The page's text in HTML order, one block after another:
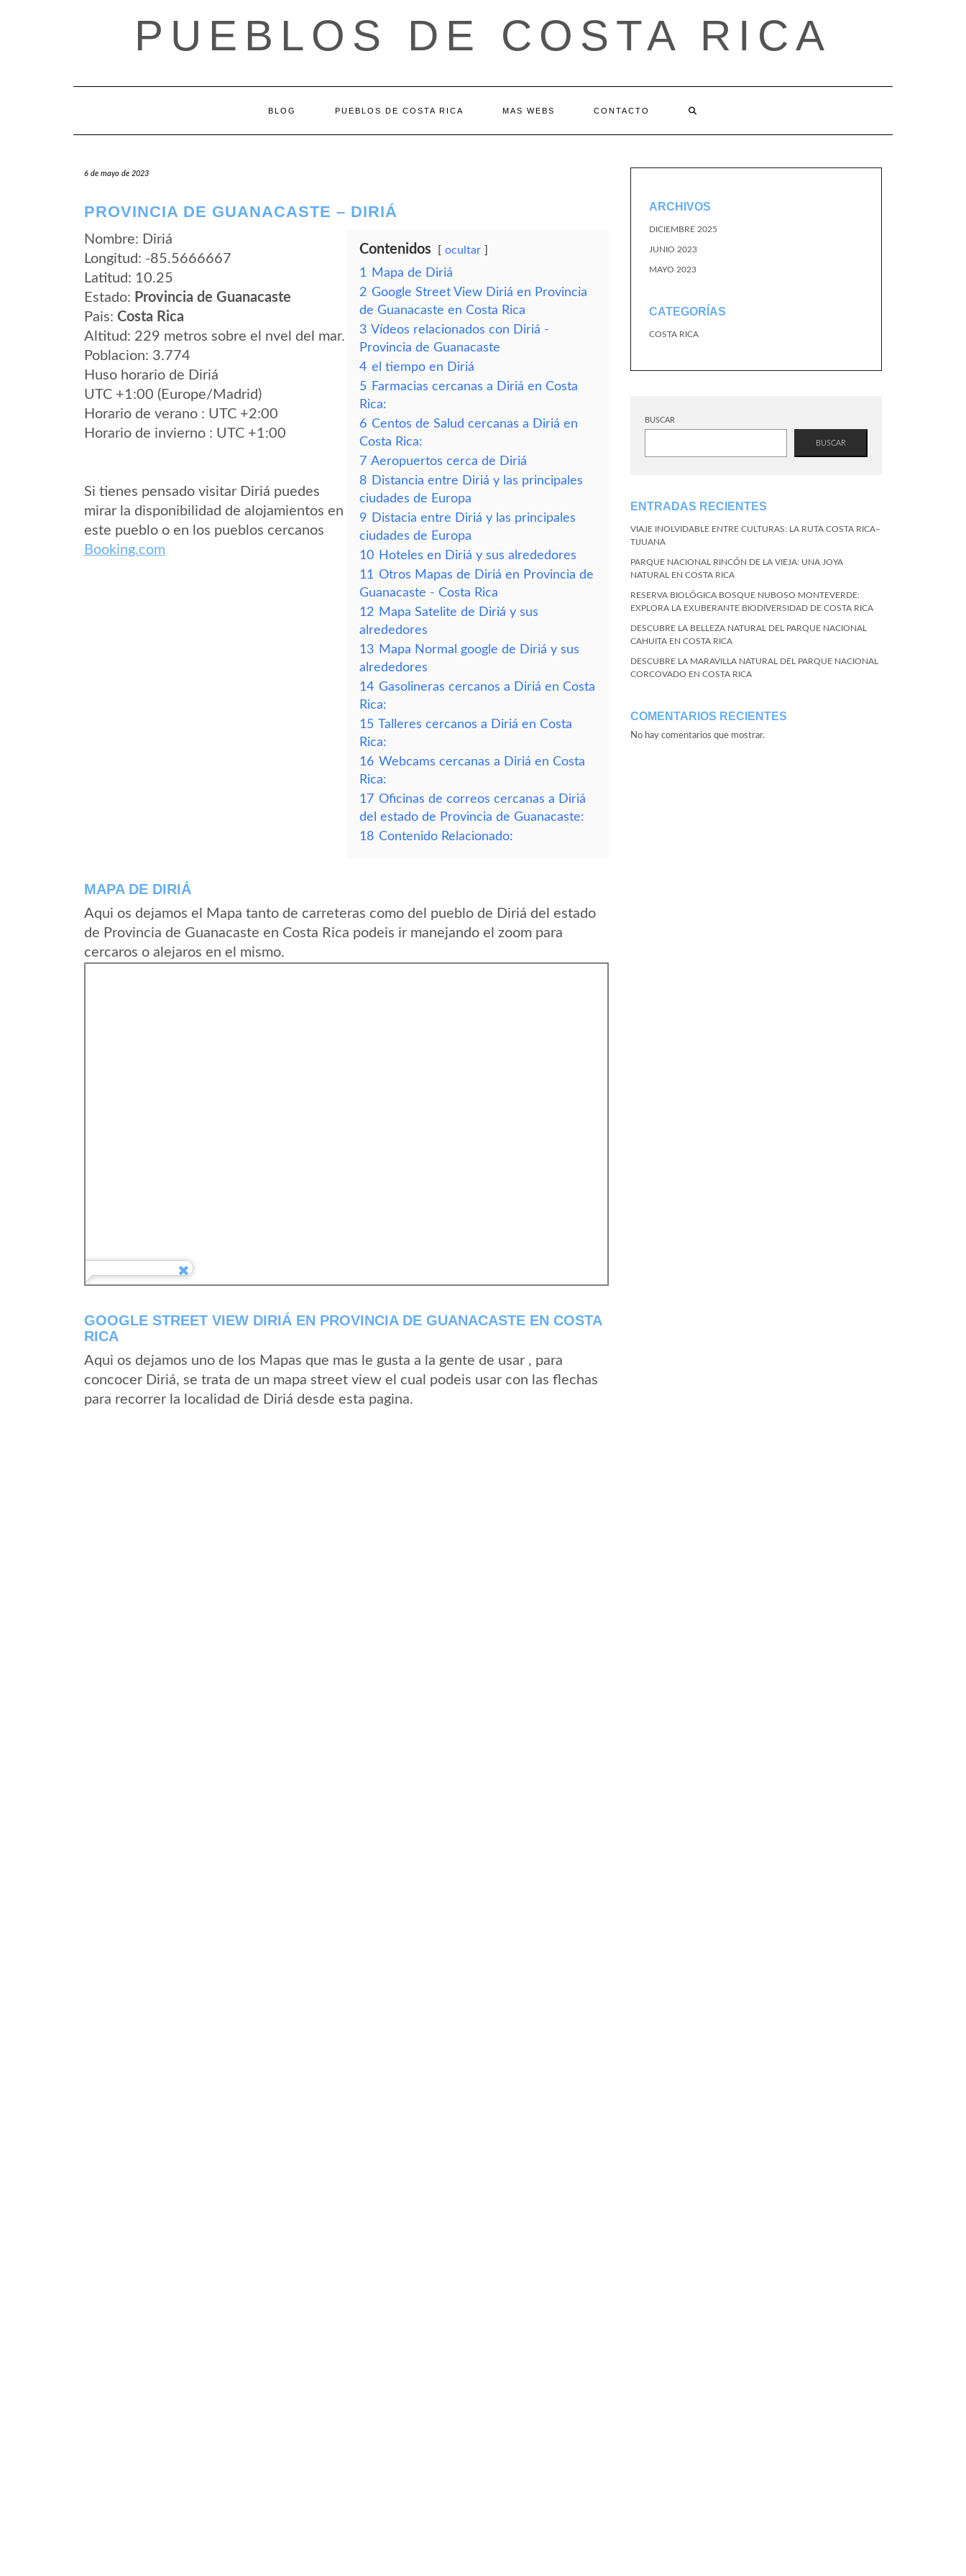
PUEBLOS DE COSTA RICA
BLOG PUEBLOS DE COSTA RICA MAS WEBS CONTACTO
6 de mayo de 2023
PROVINCIA DE GUANACASTE – DIRIÁ
Nombre: Diriá
Longitud: -85.5666667
Latitud: 10.25
Estado: Provincia de Guanacaste
Pais: Costa Rica
Altitud: 229 metros sobre el nvel del mar.
Poblacion: 3.774
Huso horario de Diriá
UTC +1:00 (Europe/Madrid)
Horario de verano : UTC +2:00
Horario de invierno : UTC +1:00
Si tienes pensado visitar Diriá puedes
mirar la disponibilidad de alojamientos en
este pueblo o en los pueblos cercanos
Booking.com
Contenidos ocultar
1
Mapa de Diriá
2 Google Street View Diriá en Provincia
de Guanacaste en Costa Rica
3 Vídeos relacionados con Diriá -
Provincia de Guanacaste
4 el tiempo en Diriá
5 Farmacias cercanas a Diriá en Costa
Rica:
6 Centos de Salud cercanas a Diriá en
Costa Rica:
7 Aeropuertos cerca de Diriá
8 Distancia entre Diriá y las principales
ciudades de Europa
9 Distacia entre Diriá y las principales
ciudades de Europa
10 Hoteles en Diriá y sus alrededores
11 Otros Mapas de Diriá en Provincia de
Guanacaste - Costa Rica
12 Mapa Satelite de Diriá y sus
alrededores
13 Mapa Normal google de Diriá y sus
alrededores
14 Gasolineras cercanos a Diriá en Costa
Rica:
15 Talleres cercanos a Diriá en Costa
Rica:
16 Webcams cercanas a Diriá en Costa
Rica:
17 Oficinas de correos cercanas a Diriá
del estado de Provincia de Guanacaste:
18 Contenido Relacionado:
MAPA DE DIRIÁ
Aqui os dejamos el Mapa tanto de carreteras como del pueblo de Diriá del estado
de Provincia de Guanacaste en Costa Rica podeis ir manejando el zoom para
cercaros o alejaros en el mismo.
GOOGLE STREET VIEW DIRIÁ EN PROVINCIA DE GUANACASTE EN COSTA
RICA
Aqui os dejamos uno de los Mapas que mas le gusta a la gente de usar , para
concocer Diriá, se trata de un mapa street view el cual podeis usar con las flechas
para recorrer la localidad de Diriá desde esta pagina.
ARCHIVOS
DICIEMBRE 2025
JUNIO 2023
MAYO 2023
CATEGORÍAS
COSTA RICA
BUSCAR
BUSCAR
ENTRADAS RECIENTES
VIAJE INOLVIDABLE ENTRE CULTURAS: LA RUTA COSTA RICA–
TIJUANA
PARQUE NACIONAL RINCÓN DE LA VIEJA: UNA JOYA
NATURAL EN COSTA RICA
RESERVA BIOLÓGICA BOSQUE NUBOSO MONTEVERDE:
EXPLORA LA EXUBERANTE BIODIVERSIDAD DE COSTA RICA
DESCUBRE LA BELLEZA NATURAL DEL PARQUE NACIONAL
CAHUITA EN COSTA RICA
DESCUBRE LA MARAVILLA NATURAL DEL PARQUE NACIONAL
CORCOVADO EN COSTA RICA
COMENTARIOS RECIENTES
No hay comentarios que mostrar.